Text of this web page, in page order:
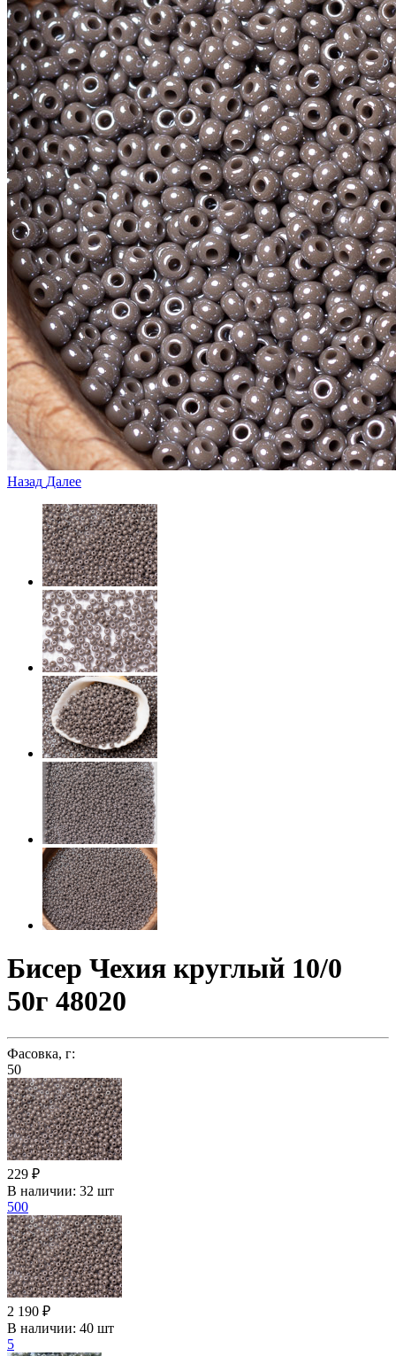
Назад Далее
Бисер Чехия круглый 10/0
50г 48020
Фасовка, г:
50
229 ₽
В наличии: 32 шт
500
2 190 ₽
В наличии: 40 шт
5